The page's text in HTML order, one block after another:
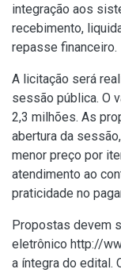
integração aos
recebimento,
repasse financeiro.
A licitação será
sessão pública. O
2,3 milhões. As
abertura da
menor preço por
atendimento ao
praticidade no
Propostas devem
eletrônico http://
a íntegra do edital.